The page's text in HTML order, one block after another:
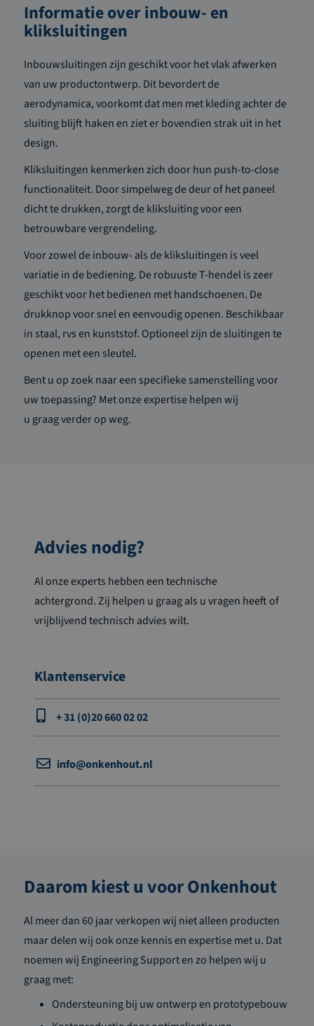
Informatie over inbouw- en
kliksluitingen
Inbouwsluitingen zijn geschikt voor het vlak afwerken
van uw productontwerp. Dit bevordert de
aerodynamica, voorkomt dat men met kleding achter de
sluiting blijft haken en ziet er bovendien strak uit in het
design.
Kliksluitingen kenmerken zich door hun push-to-close
functionaliteit. Door simpelweg de deur of het paneel
dicht te drukken, zorgt de kliksluiting voor een
betrouwbare vergrendeling.
Voor zowel de inbouw- als de kliksluitingen is veel
variatie in de bediening. De robuuste T-hendel is zeer
geschikt voor het bedienen met handschoenen. De
drukknop voor snel en eenvoudig openen. Beschikbaar
in staal, rvs en kunststof. Optioneel zijn de sluitingen te
openen met een sleutel.
Bent u op zoek naar een specifieke samenstelling voor
uw toepassing? Met onze expertise helpen wij
u graagverder op weg.
Advies nodig?
Al onze experts hebben een technische
achtergrond. Zij helpen u graag als u vragen heeft of
vrijblijvend technisch advies wilt.
Klantenservice
+ 31 (0)20 660 02 02
info@onkenhout.nl
Daarom kiest u voor Onkenhout
Al meer dan 60 jaar verkopen wij niet alleen producten
maar delen wij ook onze kennis en expertise met u. Dat
noemen wij Engineering Support en zo helpen wij u
graag met:
Ondersteuning bij uw ontwerp en prototypebouw